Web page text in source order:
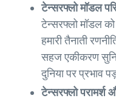
टेन्सरफ्लो मॉडल
टेन्सरफ्लो मॉडल
हमारी तैनाती
सहज एकीकरण
दुनिया पर प्रभाव
टेन्सरफ्लो परामर्श